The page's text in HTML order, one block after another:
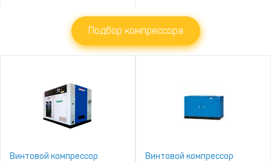
Подбор компрессора
Винтовой компрессор
Винтовой компрессор